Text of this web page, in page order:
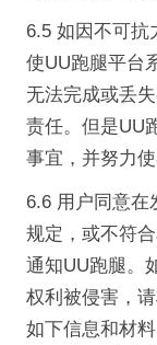
6.5 如因不可抗
使UU跑腿平台
无法完成或丢
责任。但是UU
事宜，并努力
6.6 用户同意在
规定，或不符
通知UU跑腿。
权利被侵害，
如下信息和材料